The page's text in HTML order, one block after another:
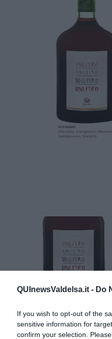
QUInewsValdelsa.it - Do
If you wish to opt-out of the
sensitive information for
confirm your selection.